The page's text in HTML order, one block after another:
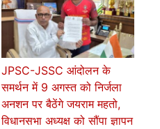
JPSC-JSSC आंदोलन के
समर्थन में 9 अगस्त को निर्जला
अनशन पर बैठेंगे जयराम महतो,
विधानसभा अध्यक्ष को सौंपा ज्ञापन